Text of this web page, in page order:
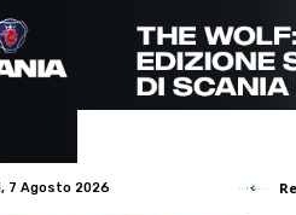
7 Agosto 2026